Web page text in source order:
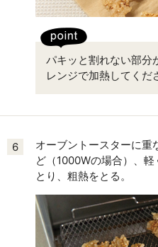
パキッと割れない部分
レンジで加熱してくだ
6
オーブントースターに
ど（1000Wの場合）、
とり、粗熱をとる。